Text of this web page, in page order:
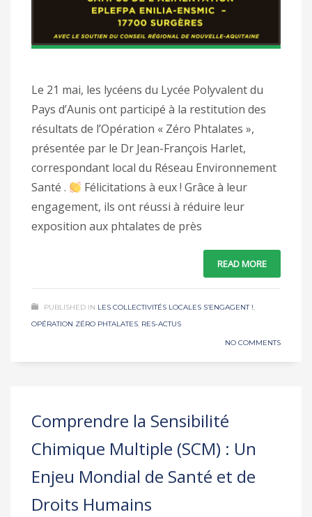
Le 21 mai, les lycéens du Lycée Polyvalent du
Pays d’Aunis ont participé à la restitution des
résultats de l’Opération « Zéro Phtalates »,
présentée par le Dr Jean-François Harlet,
correspondant local du Réseau Environnement
Santé .
Félicitations à eux ! Grâce à leur
engagement, ils ont réussi à réduire leur
exposition aux phtalates de près
READ MORE
PUBLISHED IN LES COLLECTIVITÉS LOCALES S’ENGAGENT !,
OPÉRATION ZÉRO PHTALATES, RES-ACTUS
NO COMMENTS
Comprendre la Sensibilité
Chimique Multiple (SCM) : Un
Enjeu Mondial de Santé et de
Droits Humains